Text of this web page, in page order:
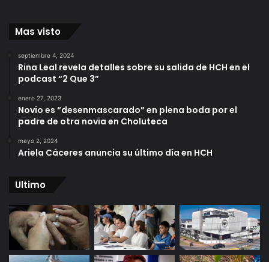
Mas visto
septiembre 4, 2024
Rina Leal revela detalles sobre su salida de HCH en el
podcast “2 Que 3”
enero 27, 2023
Novio es “desenmascarado” en plena boda por el
padre de otra novia en Choluteca
mayo 2, 2024
Ariela Cáceres anuncia su último día en HCH
Ultimo